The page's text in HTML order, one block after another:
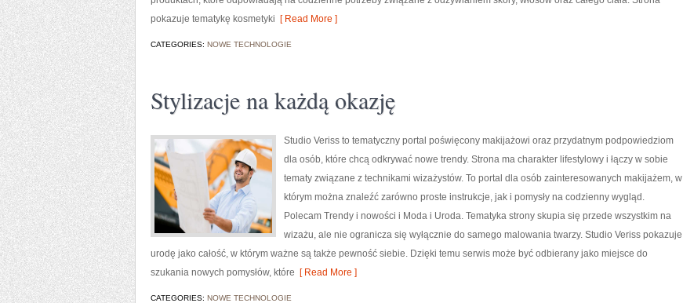
pokazuje tematykę kosmetyki [ Read More ]
CATEGORIES: NOWE TECHNOLOGIE
Stylizacje na każdą okazję
Studio Veriss to tematyczny portal poświęcony makijażowi oraz przydatnym podpowiedziom
dla osób, które chcą odkrywać nowe trendy. Strona ma charakter lifestylowy i łączy w sobie
tematy związane z technikami wizażystów. To portal dla osób zainteresowanych makijażem, w
którym można znaleźć zarówno proste instrukcje, jak i pomysły na codzienny wygląd.
Polecam Trendy i nowości i Moda i Uroda. Tematyka strony skupia się przede wszystkim na
wizażu, ale nie ogranicza się wyłącznie do samego malowania twarzy. Studio Veriss pokazuje
urodę jako całość, w którym ważne są także pewność siebie. Dzięki temu serwis może być odbierany jako miejsce do
szukania nowych pomysłów, które [ Read More ]
CATEGORIES: NOWE TECHNOLOGIE